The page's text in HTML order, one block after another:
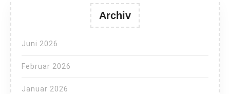
Archiv
Juni 2026
Februar 2026
Januar 2026